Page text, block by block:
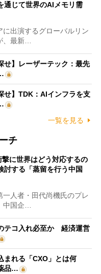
通じて世界のAIメモリ需
出演するグローバルリン
、最新…
せ】レーザーテック：最先
せ】TDK：AIインフラを支
一覧を見る
チ
に世界はどう対応するの
する「蒸留を行う中国
人者・田代尚機氏のプレ
中国企…
テコ入れ必至か 経済運営
まれる「CXO」とは何
品…